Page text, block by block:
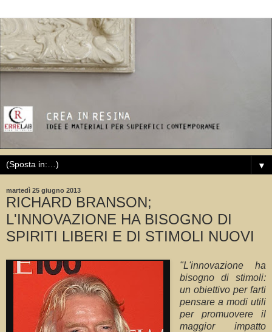
▼
martedì 25 giugno 2013
RICHARD BRANSON;
L'INNOVAZIONE HA BISOGNO DI
SPIRITI LIBERI E DI STIMOLI NUOVI
"L'innovazione ha
bisogno di stimoli:
un obiettivo per farti
pensare a modi utili
per promuovere il
maggior impatto